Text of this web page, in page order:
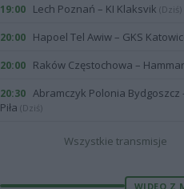
19:00 Lech Poznań – KI Klaksvik (Dziś)
20:00 Hapoel Tel Awiw – GKS
20:00 Raków Częstochowa –
20:30 Abramczyk Polonia Bydgoszcz
Piła (Dziś)
Wszystkie transmisje
WIDEO Z